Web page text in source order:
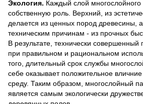
Экология. Каждый слой многослойного
собственную роль. Верхний, из
делается из ценных пород древесины,
техническим причинам - из прочных
В результате, технически совершенный
при правильном и рациональном
того, длительный срок службы
себе оказывает положительное
среду. Таким образом, многослойный
является самым экологически